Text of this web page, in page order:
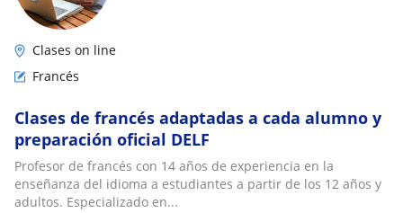
Clases on line
Francés
Clases de francés adaptadas a cada alumno y
preparación oficial DELF
Profesor de francés con 14 años de experiencia en la
enseñanza del idioma a estudiantes a partir de los 12 años y
adultos. Especializado en...